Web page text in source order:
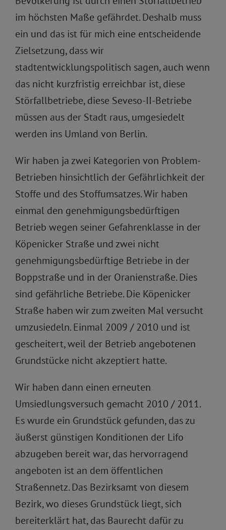
im höchsten Maße gefährdet. Deshalb muss
ein und das ist für mich eine entscheidende
Zielsetzung, dass wir
stadtentwicklungspolitisch sagen, auch wenn
das nicht kurzfristig erreichbar ist, diese
Störfallbetriebe, diese Seveso-II-Betriebe
müssen aus der Stadt raus, umgesiedelt
werden ins Umland von Berlin.
Wir haben ja zwei Kategorien von Problem-
Betrieben hinsichtlich der Gefährlichkeit der
Stoffe und des Stoffumsatzes. Wir haben
einmal den genehmigungsbedürftigen
Betrieb wegen seiner Gefahrenklasse in der
Köpenicker Straße und zwei nicht
genehmigungsbedürftige Betriebe in der
Boppstraße und in der Oranienstraße. Dies
sind gefährliche Betriebe. Die Köpenicker
Straße haben wir zum zweiten Mal versucht
umzusiedeln. Einmal 2009 / 2010 und ist
gescheitert, weil der Betrieb angebotenen
Grundstücke nicht akzeptiert hatte.
Wir haben dann einen erneuten
Umsiedlungsversuch gemacht 2010 / 2011.
Es wurde ein Grundstück gefunden, das zu
äußerst günstigen Konditionen der Lifo
abzugeben bereit war, das hervorragend
angeboten ist an dem öffentlichen
Straßennetz. Das Bezirksamt von diesem
Bezirk, wo dieses Grundstück liegt, sich
bereiterklärt hat, das Baurecht dafür zu